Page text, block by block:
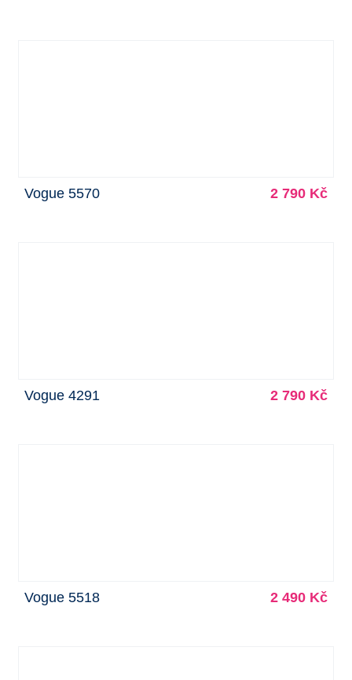
Vogue 5570 2 790 Kč
Vogue 4291 2 790 Kč
Vogue 5518 2 490 Kč